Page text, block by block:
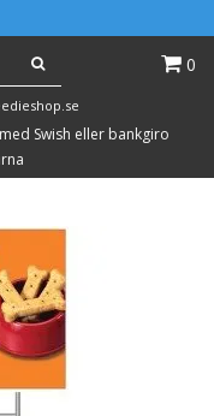
0
Swish eller bankgiro